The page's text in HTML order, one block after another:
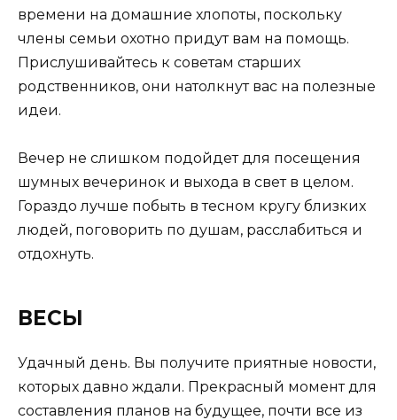
времени на домашние хлопоты, поскольку
члены семьи охотно придут вам на помощь.
Прислушивайтесь к советам старших
родственников, они натолкнут вас на полезные
идеи.
Вечер не слишком подойдет для посещения
шумных вечеринок и выхода в свет в целом.
Гораздо лучше побыть в тесном кругу близких
людей, поговорить по душам, расслабиться и
отдохнуть.
ВЕСЫ
Удачный день. Вы получите приятные новости,
которых давно ждали. Прекрасный момент для
составления планов на будущее, почти все из